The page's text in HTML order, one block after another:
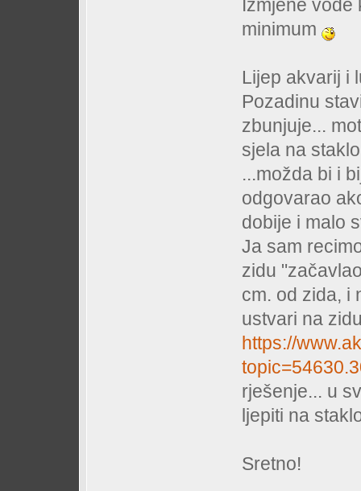
Izmjene vode
minimum
Lijep akvarij i
Pozadinu
zbunjuje...
sjela na
...možda bi i
odgovarao
dobije i malo
Ja sam
zidu
cm. od zida, i
ustvari na
https://
rješenje... u
ljepiti na
Sretno!